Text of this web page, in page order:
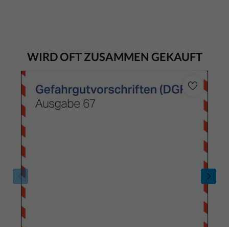
WIRD OFT ZUSAMMEN GEKAUFT